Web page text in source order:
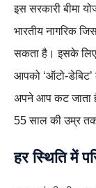
इस सरकारी बीमा
भारतीय नागरिक
सकता है। इसके
आपको ‘ऑटो-डेबिट’
अपने आप कट जाता
55 साल की उम्र
हर स्थिति में